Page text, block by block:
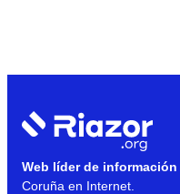
Web líder de información
Coruña en Internet.